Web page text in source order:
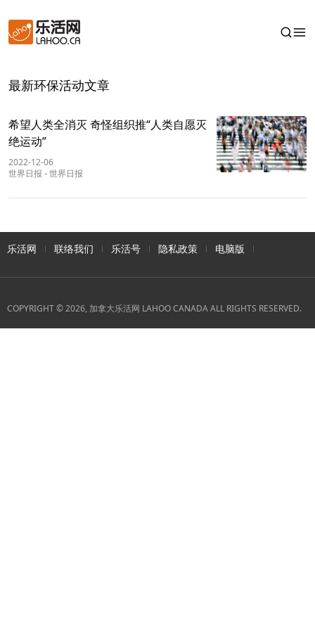
最新环保活动文章
希望人类全消灭 奇怪组织推“人类自愿灭
绝运动”
2022-12-06
世界日报 -世界日报
乐活网 联络我们 乐活号 隐私政策 电脑版
COPYRIGHT © 2026, 加拿大乐活网 LAHOO CANADA ALL RIGHTS RESERVED.